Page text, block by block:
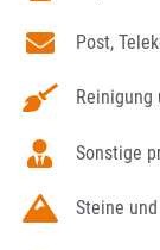
Post,
Reinigung
Sonstige
Steine